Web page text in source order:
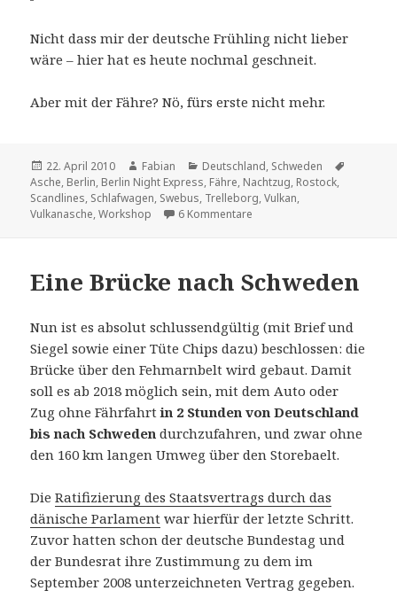
Nicht dass mir der deutsche Frühling nicht lieber
wäre – hier hat es heute nochmal geschneit.
Aber mit der Fähre? Nö, fürs erste nicht mehr.
Veröffentlicht
am
22. April 2010 Autor
Fabian Kategorien
Deutschland, Schweden
Asche, Berlin, Berlin Night Express, Fähre, Nachtzug, Rostock,
Scandlines, Schlafwagen, Swebus, Trelleborg,Vulkan,
Vulkanasche,Workshop 6 Kommentare
Eine Brücke nach Schweden
Nun ist es absolut schlussendgültig (mit Brief und
Siegel sowie einer Tüte Chips dazu) beschlossen: die
Brücke über den Fehmarnbelt wird gebaut. Damit
soll es ab 2018 möglich sein, mit dem Auto oder
Zug ohne Fährfahrtin 2 Stunden von Deutschland
bis nach Schweden durchzufahren, und zwar ohne
den 160 km langen Umweg über den Storebaelt.
DieRatifizierung des Staatsvertrags durch das
dänische Parlament war hierfür der letzte Schritt.
Zuvor hatten schon der deutsche Bundestag und
der Bundesrat ihre Zustimmung zu dem im
September 2008 unterzeichneten Vertrag gegeben.